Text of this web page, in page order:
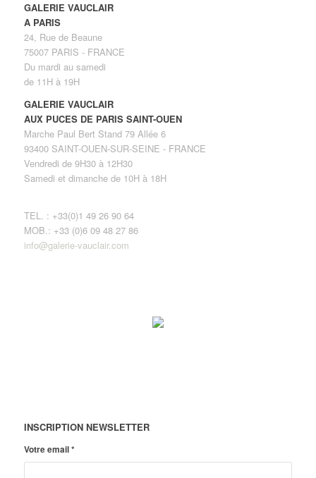
GALERIE VAUCLAIR
A PARIS
24, Rue de Beaune
75007 PARIS - FRANCE
Du mardi au samedi
de 11H à 19H
GALERIE VAUCLAIR
AUX PUCES DE PARIS SAINT-OUEN
Marche Paul Bert Stand 79 Allée 6
93400 SAINT-OUEN-SUR-SEINE - FRANCE
Vendredi de 9H30 à 12H30
Samedi et dimanche de 10H à 18H
TEL. : +33(0)1 49 26 90 64
MOB.: +33 (0)6 09 48 27 86
info@galerie-vauclair.com
INSCRIPTION NEWSLETTER
Votre email*